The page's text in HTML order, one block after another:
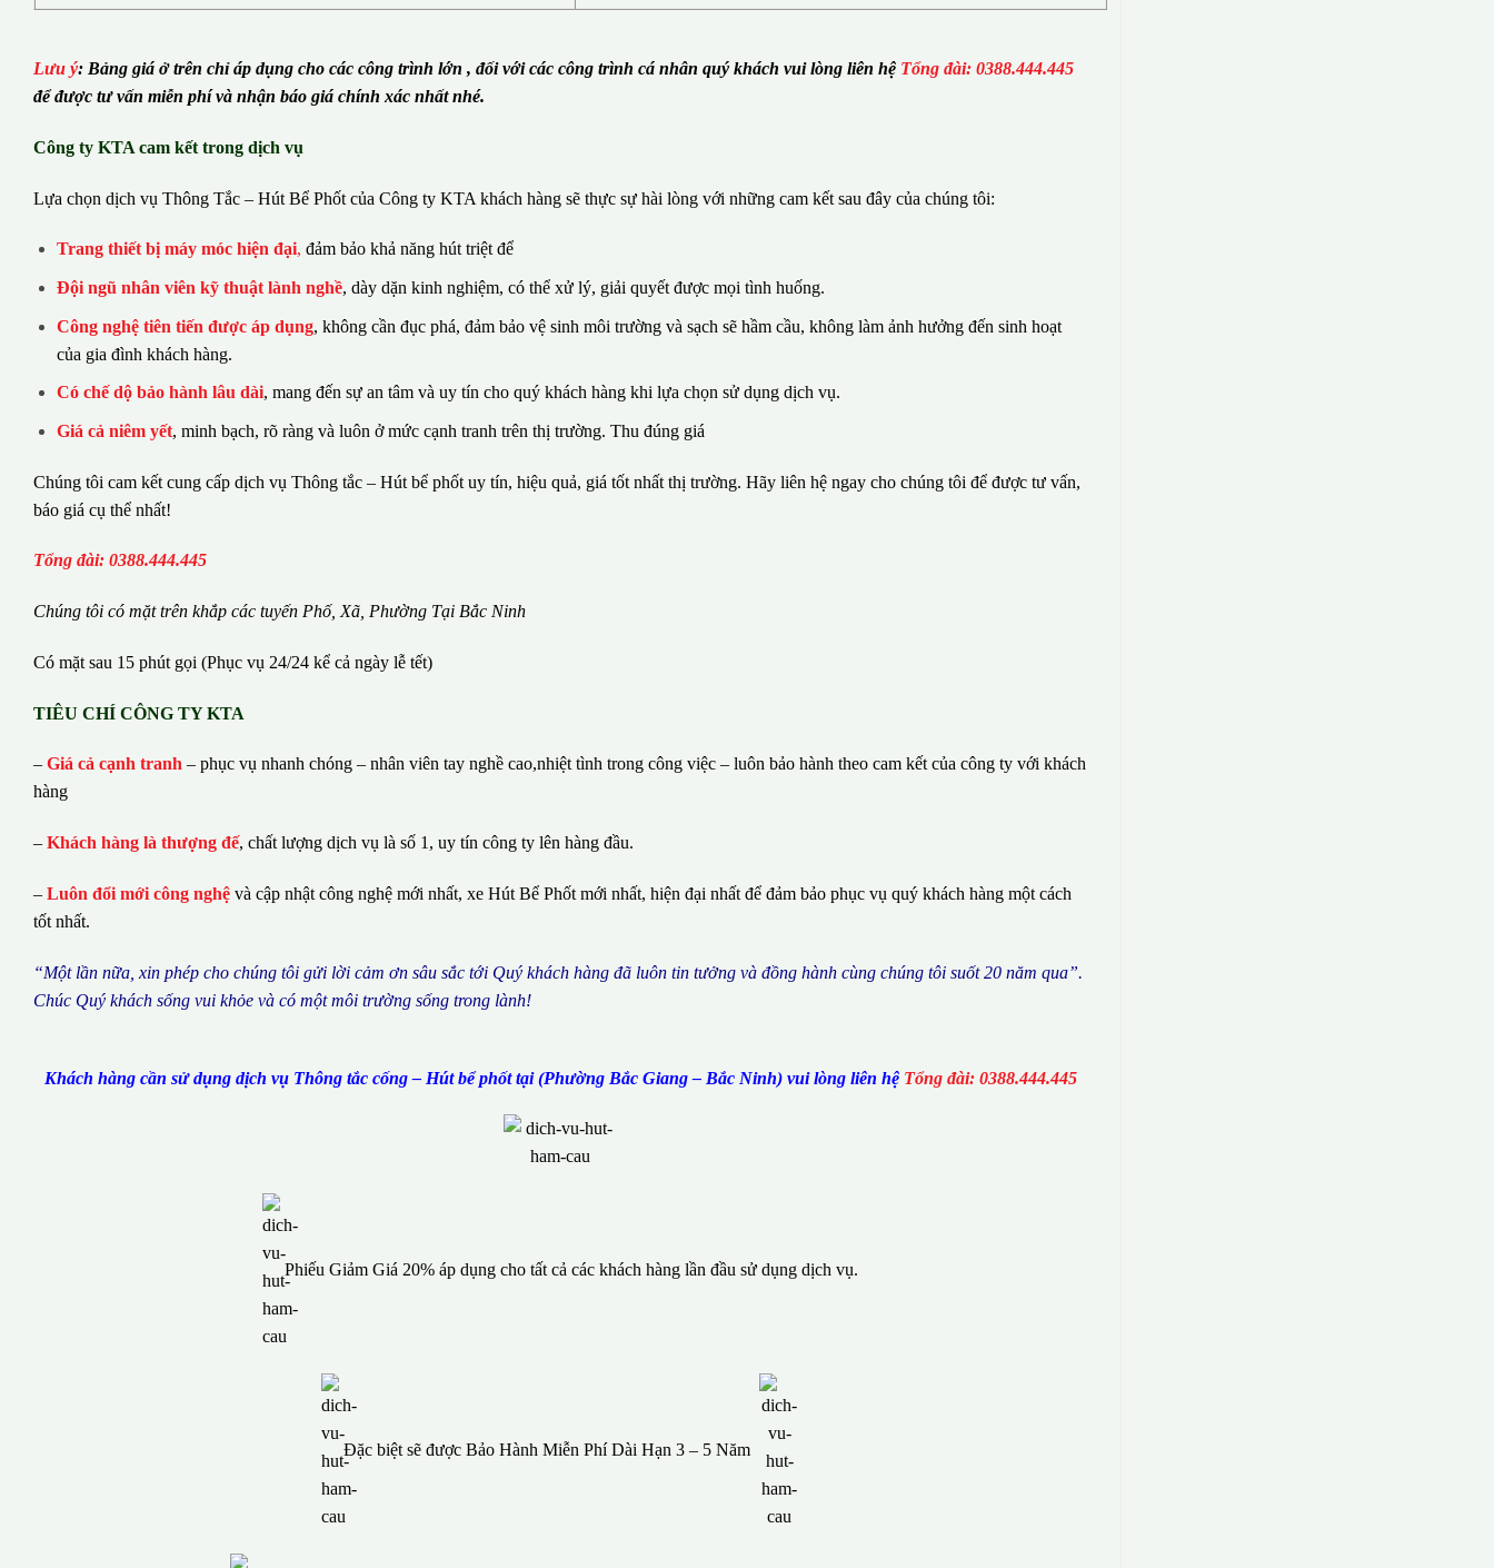
Lưu ý: Bảng giá ở trên chỉ áp dụng cho các công trình lớn , đối với các công trình cá nhân quý khách vui lòng liên hệ Tổng đài: 0388.444.445
để được tư vấn miễn phí và nhận báo giá chính xác nhất nhé.
Công ty KTA cam kết trong dịch vụ
Lựa chọn dịch vụ Thông Tắc – Hút Bể Phốt của Công ty KTA khách hàng sẽ thực sự hài lòng với những cam kết sau đây của chúng tôi:
Trang thiết bị máy móc hiện đại, đảm bảo khả năng hút triệt để
Đội ngũ nhân viên kỹ thuật lành nghề, dày dặn kinh nghiệm, có thể xử lý, giải quyết được mọi tình huống.
Công nghệ tiên tiến được áp dụng, không cần đục phá, đảm bảo vệ sinh môi trường và sạch sẽ hầm cầu, không làm ảnh hưởng đến sinh hoạt
của gia đình khách hàng.
Có chế dộ bảo hành lâu dài, mang đến sự an tâm và uy tín cho quý khách hàng khi lựa chọn sử dụng dịch vụ.
Giá cả niêm yết, minh bạch, rõ ràng và luôn ở mức cạnh tranh trên thị trường. Thu đúng giá
Chúng tôi cam kết cung cấp dịch vụ Thông tắc – Hút bể phốt uy tín, hiệu quả, giá tốt nhất thị trường. Hãy liên hệ ngay cho chúng tôi để được tư vấn,
báo giá cụ thể nhất!
Tổng đài: 0388.444.445
Chúng tôi có mặt trên khắp các tuyến Phố, Xã, Phường Tại Bắc Ninh
Có mặt sau 15 phút gọi (Phục vụ 24/24 kể cả ngày lễ tết)
TIÊU CHÍ CÔNG TY KTA
– Giá cả cạnh tranh – phục vụ nhanh chóng – nhân viên tay nghề cao,nhiệt tình trong công việc – luôn bảo hành theo cam kết của công ty với khách
hàng
– Khách hàng là thượng đế, chất lượng dịch vụ là số 1, uy tín công ty lên hàng đầu.
– Luôn đổi mới công nghệ và cập nhật công nghệ mới nhất, xe Hút Bể Phốt mới nhất, hiện đại nhất để đảm bảo phục vụ quý khách hàng một cách
tốt nhất.
“Một lần nữa, xin phép cho chúng tôi gửi lời cảm ơn sâu sắc tới Quý khách hàng đã luôn tin tưởng và đồng hành cùng chúng tôi suốt 20 năm qua”.
Chúc Quý khách sống vui khỏe và có một môi trường sống trong lành!
Khách hàng cần sử dụng dịch vụ Thông tắc cống – Hút bể phốt tại (Phường Bắc Giang – Bắc Ninh) vui lòng liên hệ Tổng đài: 0388.444.445
Phiếu Giảm Giá 20% áp dụng cho tất cả các khách hàng lần đầu sử dụng dịch vụ.
Đặc biệt sẽ được Bảo Hành Miễn Phí Dài Hạn 3 – 5 Năm